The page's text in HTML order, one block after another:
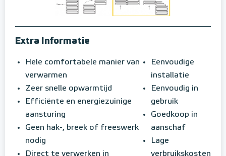
Extra Informatie
Hele comfortabele manier van
verwarmen
Zeer snelle opwarmtijd
Efficiënte en energiezuinige
aansturing
Geen hak-, breek of freeswerk
nodig
Direct te verwerken in
Eenvoudige
installatie
Eenvoudig in
gebruik
Goedkoop in
aanschaf
Lage
verbruikskosten